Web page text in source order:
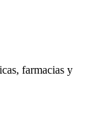
farmacias y